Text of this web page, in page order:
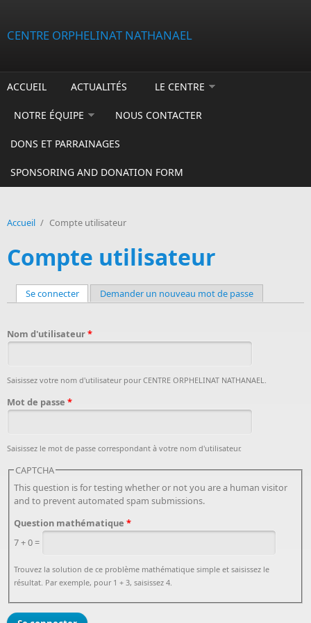
CENTRE ORPHELINAT NATHANAEL
ACCUEIL ACTUALITÉS LE CENTRE
NOTRE ÉQUIPE NOUS CONTACTER
DONS ET PARRAINAGES
SPONSORING AND DONATION FORM
Accueil / Compte utilisateur
Compte utilisateur
Se connecter(onglet actif)
Demander un nouveau mot de passe
Nom d'utilisateur*
Saisissez votre nom d'utilisateur pour CENTRE ORPHELINAT NATHANAEL.
Mot de passe *
Saisissez le mot de passe correspondant à votre nom d'utilisateur.
CAPTCHA
This question is for testing whether or not you are a human visitor
and to prevent automated spam submissions.
Question mathématique*
7 + 0 =
Trouvez la solution de ce problème mathématique simple et saisissez le
résultat. Par exemple, pour 1 + 3, saisissez 4.